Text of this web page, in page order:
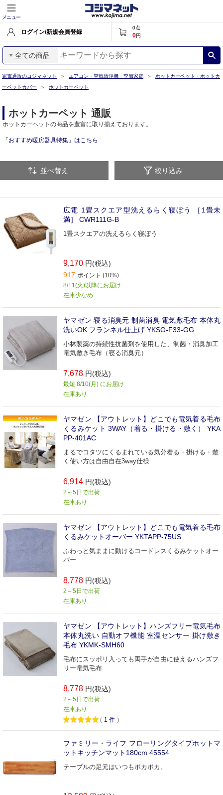
メニュー
ログイン/新規会員登録
0点
0円
全ての商品
家電通販のコジマネット エアコン・空気清浄機・季節家電
ホットカーペット・ホットカ
ーペットカバー
ホットカーペット
ホットカーペット 通販
ホットカーペットの商品を豊富に取り揃えております。
「おすすめ暖房器具特集」はこちら
並べ替え 絞り込み
広電 1畳スクエア型洗えるらく寝ぼう ［1畳未
満］ CWR111G-B
1畳スクエアの洗えるらく寝ぼう
9,170 円(税込)
917 ポイント (10%)
8/11(火)以降にお届け
在庫少なめ
ヤマゼン 寝る消臭元 制菌消臭 電気敷毛布 本体丸
洗いOK フランネル仕上げ YKSG-F33-GG
小林製薬の持続性抗菌剤を使用した、制菌・消臭加工
電気敷き毛布（寝る消臭元）
7,678 円(税込)
最短 8/10(月) にお届け
在庫あり
ヤマゼン 【アウトレット】どこでも電気着る毛布
くるみケット 3WAY（着る・掛ける・敷く） YKA
PP-401AC
まるでコタツにくるまれている気分着る・掛ける・敷
く使い方は自由自在3way仕様
6,914 円(税込)
2～5日で出荷
在庫あり
ヤマゼン 【アウトレット】どこでも電気着る毛布
くるみケットオーバー YKTAPP-75US
ふわっと気ままに動けるコードレスくるみケットオー
バー
8,778 円(税込)
2～5日で出荷
在庫あり
ヤマゼン 【アウトレット】ハンズフリー電気毛布
本体丸洗い 自動オフ機能 室温センサー 掛け敷き
毛布 YKMK-SMH60
毛布にスッポリ入っても両手が自由に使えるハンズフ
リー電気毛布
8,778 円(税込)
2～5日で出荷
在庫あり
（ 1 件 ）
ファミリー・ライフ フローリングタイプホットマ
ットキッチンマット180cm 45554
テーブルの足元はいつもポカポカ。